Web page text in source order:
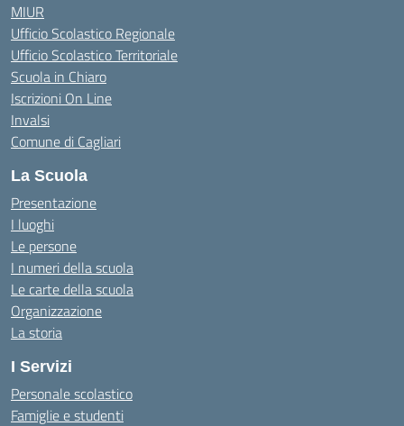
MIUR
Ufficio Scolastico Regionale
Ufficio Scolastico Territoriale
Scuola in Chiaro
Iscrizioni On Line
Invalsi
Comune di Cagliari
La Scuola
Presentazione
I luoghi
Le persone
I numeri della scuola
Le carte della scuola
Organizzazione
La storia
I Servizi
Personale scolastico
Famiglie e studenti